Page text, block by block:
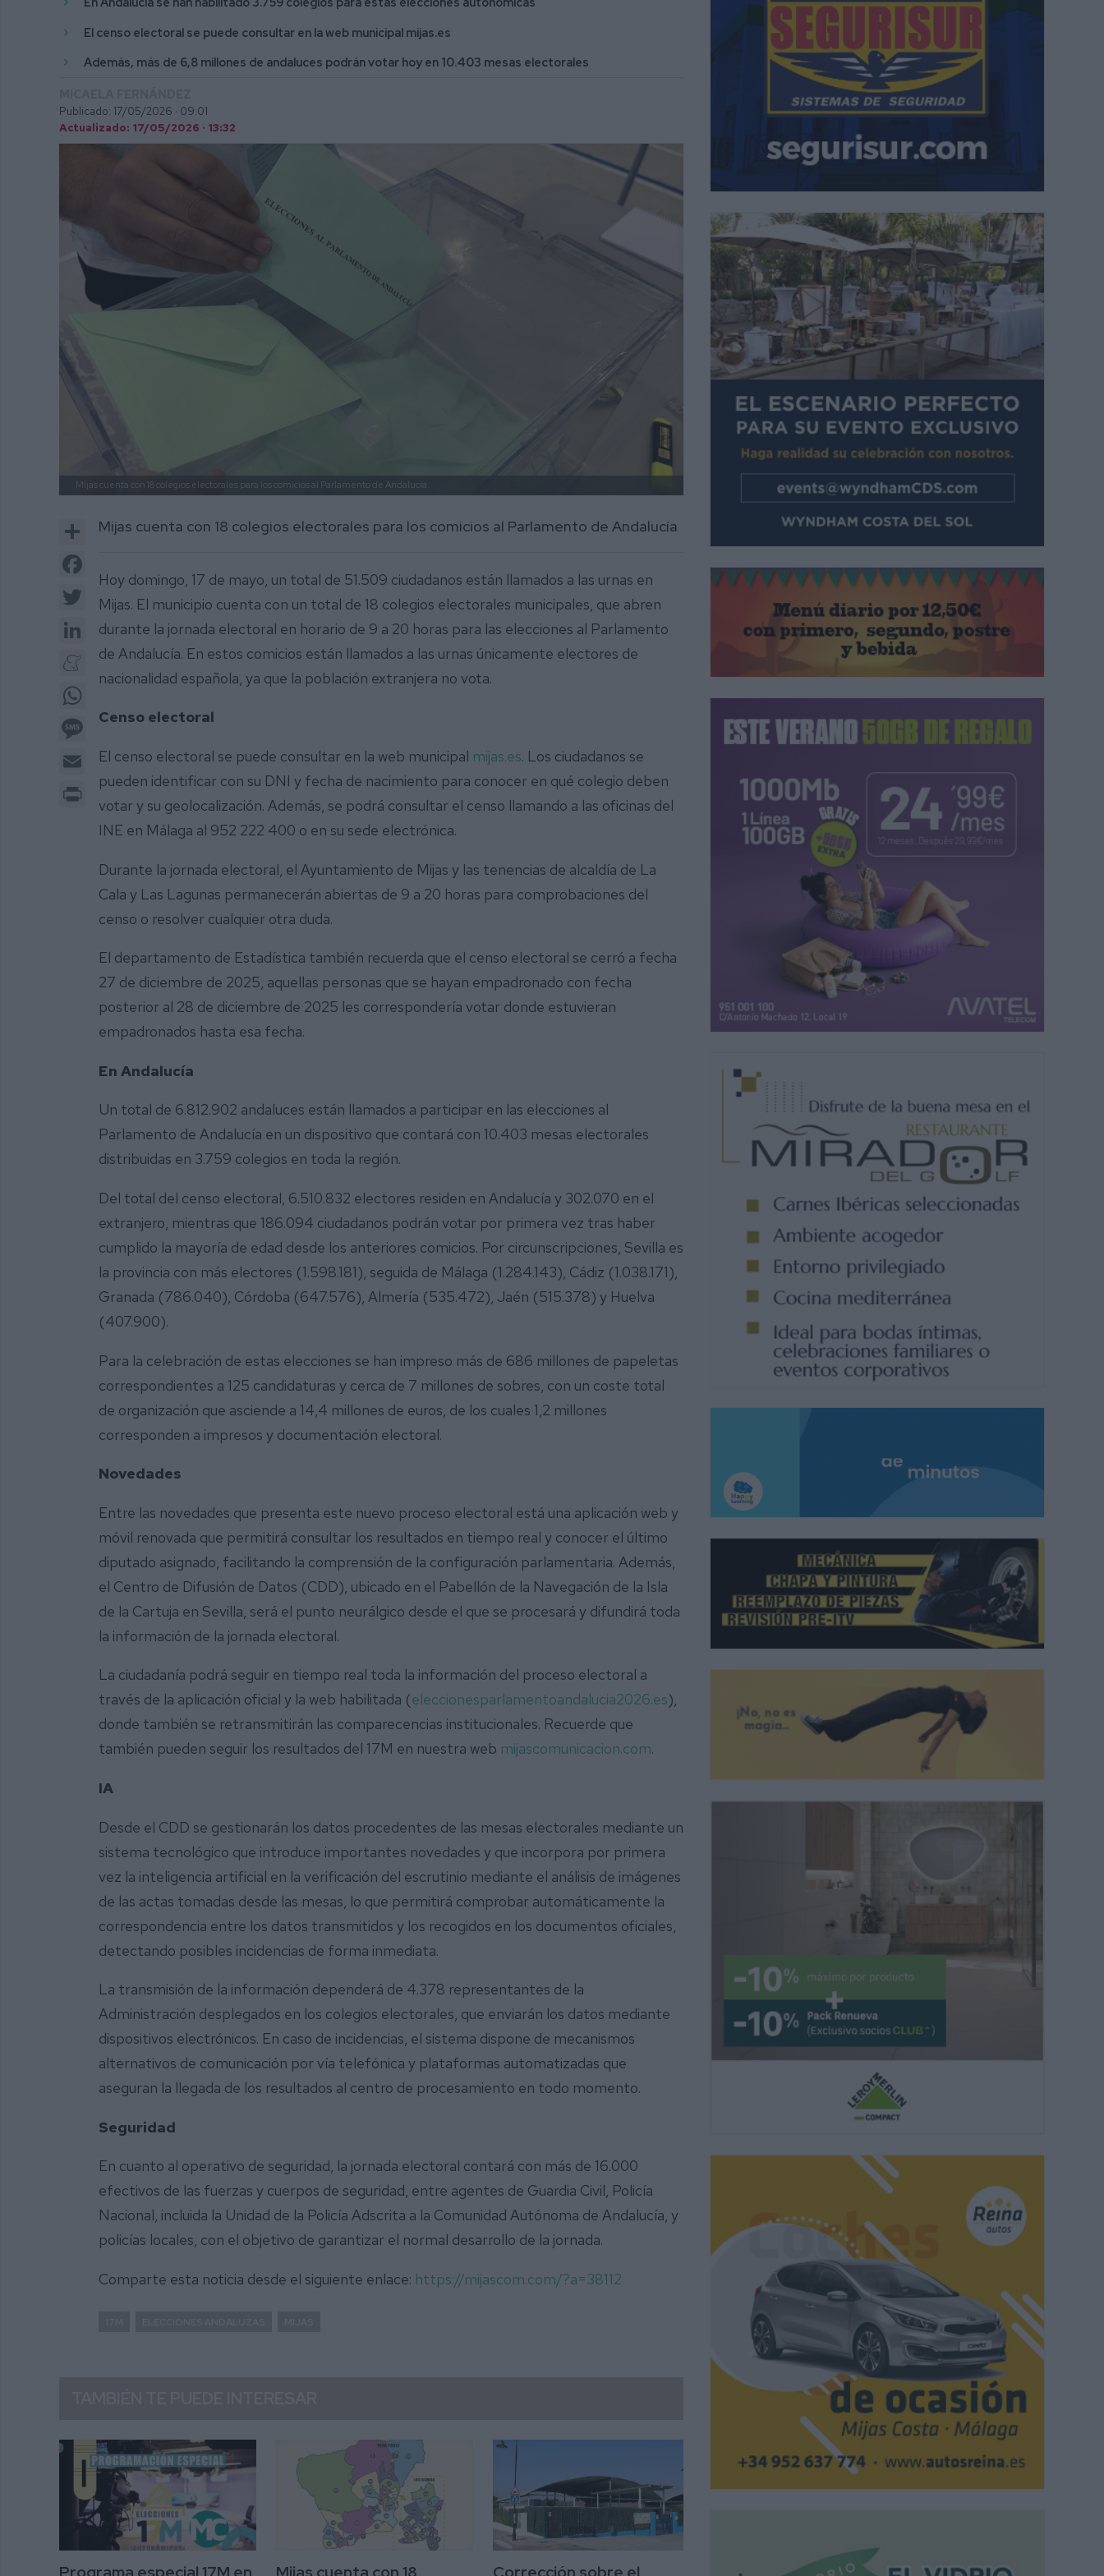
El censo electoral se puede consultar en la web municipal mijas.es
Además, más de 6,8 millones de andaluces podrán votar hoy en 10.403 mesas electorales
Publicado: 17/05/2026 · 09:01
Actualizado: 17/05/2026 · 13:32
Mijas cuenta con 18 colegios electorales para los comicios al Parlamento de Andalucía.
Share
Twitter
LinkedIn
Meneame
WhatsApp
Message
Email
Print
Mijas cuenta con 18 colegios electorales para los comicios al Parlamento de Andalucía
Hoy domingo, 17 de mayo, un total de 51.509 ciudadanos están llamados a las urnas en
Mijas. El municipio cuenta con un total de 18 colegios electorales municipales, que abren
durante la jornada electoral en horario de 9 a 20 horas para las elecciones al Parlamento
de Andalucía. En estos comicios están llamados a las urnas únicamente electores de
nacionalidad española, ya que la población extranjera no vota.
Censo electoral
El censo electoral se puede consultar en la web municipal mijas.es. Los ciudadanos se
pueden identificar con su DNI y fecha de nacimiento para conocer en qué colegio deben
votar y su geolocalización. Además, se podrá consultar el censo llamando a las oficinas del
INE en Málaga al 952 222 400 o en su sede electrónica.
Durante la jornada electoral, el Ayuntamiento de Mijas y las tenencias de alcaldía de La
Cala y Las Lagunas permanecerán abiertas de 9 a 20 horas para comprobaciones del
censo o resolver cualquier otra duda.
El departamento de Estadística también recuerda que el censo electoral se cerró a fecha
27 de diciembre de 2025, aquellas personas que se hayan empadronado con fecha
posterior al 28 de diciembre de 2025 les correspondería votar donde estuvieran
empadronados hasta esa fecha.
En Andalucía
Un total de 6.812.902 andaluces están llamados a participar en las elecciones al
Parlamento de Andalucía en un dispositivo que contará con 10.403 mesas electorales
distribuidas en 3.759 colegios en toda la región.
Del total del censo electoral, 6.510.832 electores residen en Andalucía y 302.070 en el
extranjero, mientras que 186.094 ciudadanos podrán votar por primera vez tras haber
cumplido la mayoría de edad desde los anteriores comicios. Por circunscripciones, Sevilla es
la provincia con más electores (1.598.181), seguida de Málaga (1.284.143), Cádiz (1.038.171),
Granada (786.040), Córdoba (647.576), Almería (535.472), Jaén (515.378) y Huelva
(407.900).
Para la celebración de estas elecciones se han impreso más de 686 millones de papeletas
correspondientes a 125 candidaturas y cerca de 7 millones de sobres, con un coste total
de organización que asciende a 14,4 millones de euros, de los cuales 1,2 millones
corresponden a impresos y documentación electoral.
Novedades
Entre las novedades que presenta este nuevo proceso electoral está una aplicación web y
móvil renovada que permitirá consultar los resultados en tiempo real y conocer el último
diputado asignado, facilitando la comprensión de la configuración parlamentaria. Además,
el Centro de Difusión de Datos (CDD), ubicado en el Pabellón de la Navegación de la Isla
de la Cartuja en Sevilla, será el punto neurálgico desde el que se procesará y difundirá toda
la información de la jornada electoral.
La ciudadanía podrá seguir en tiempo real toda la información del proceso electoral a
través de la aplicación oficial y la web habilitada (eleccionesparlamentoandalucia2026.es),
donde también se retransmitirán las comparecencias institucionales. Recuerde que
también pueden seguir los resultados del 17M en nuestra web mijascomunicacion.com.
IA
Desde el CDD se gestionarán los datos procedentes de las mesas electorales mediante un
sistema tecnológico que introduce importantes novedades y que incorpora por primera
vez la inteligencia artificial en la verificación del escrutinio mediante el análisis de imágenes
de las actas tomadas desde las mesas, lo que permitirá comprobar automáticamente la
correspondencia entre los datos transmitidos y los recogidos en los documentos oficiales,
detectando posibles incidencias de forma inmediata.
La transmisión de la información dependerá de 4.378 representantes de la
Administración desplegados en los colegios electorales, que enviarán los datos mediante
dispositivos electrónicos. En caso de incidencias, el sistema dispone de mecanismos
alternativos de comunicación por vía telefónica y plataformas automatizadas que
aseguran la llegada de los resultados al centro de procesamiento en todo momento.
Seguridad
En cuanto al operativo de seguridad, la jornada electoral contará con más de 16.000
efectivos de las fuerzas y cuerpos de seguridad, entre agentes de Guardia Civil, Policía
Nacional, incluida la Unidad de la Policía Adscrita a la Comunidad Autónoma de Andalucía, y
policías locales, con el objetivo de garantizar el normal desarrollo de la jornada.
Comparte esta noticia desde el siguiente enlace: https://mijascom.com/?a=38112